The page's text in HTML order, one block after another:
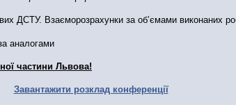
ДСТУ. Взаєморозрахунки за об’ємами виконаних
аналогами
частини Львова!
Завантажити розклад конференції